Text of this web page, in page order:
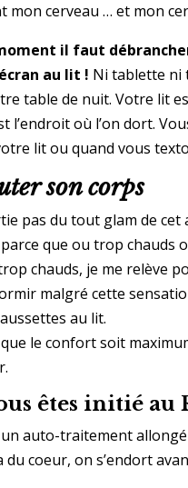
mon cerveau … et mon
il faut
au lit ! Ni tablette ni
table de nuit. Votre lit
l’endroit où l’on dort.
lit ou quand vous
son corps
pas du tout glam de cet
que ou trop chauds
chauds, je me relève
malgré cette
au lit.
le confort soit
êtes initié au
un auto-traitement
du coeur, on s’endort